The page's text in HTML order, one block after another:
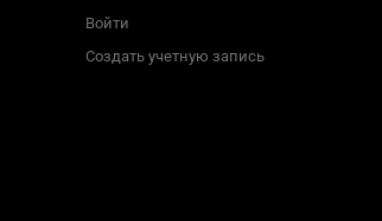
Войти
Создать учетную запись